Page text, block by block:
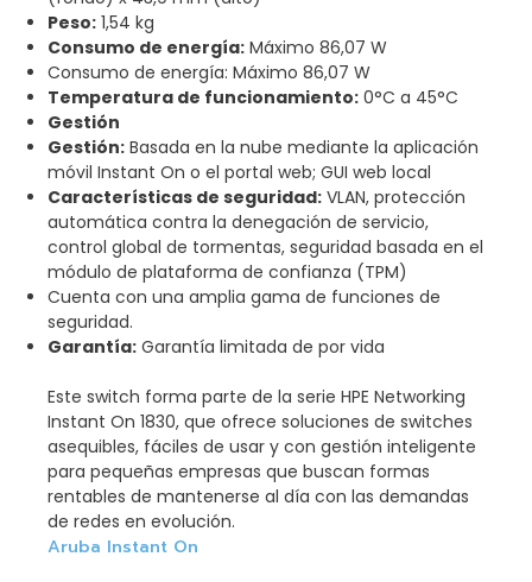
Peso: 1,54 kg
Consumo de energía: Máximo 86,07 W
Consumo de energía: Máximo 86,07 W
Temperatura de funcionamiento: 0°C a 45°C
Gestión
Gestión: Basada en la nube mediante la aplicación
móvil Instant On o el portal web; GUI web local
Características de seguridad: VLAN, protección
automática contra la denegación de servicio,
control global de tormentas, seguridad basada en el
módulo de plataforma de confianza (TPM)
Cuenta con una amplia gama de funciones de
seguridad.
Garantía: Garantía limitada de por vida
Este switch forma parte de la serie HPE Networking
Instant On 1830, que ofrece soluciones de switches
asequibles, fáciles de usar y con gestión inteligente
para pequeñas empresas que buscan formas
rentables de mantenerse al día con las demandas
de redes en evolución.
Aruba Instant On